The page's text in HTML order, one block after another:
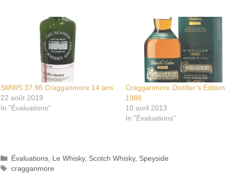
SMWS 37.98 Cragganmore 14 ans
22 août 2019
In "Évaluations"
Cragganmore Distiller’s Edition
1988
10 avril 2013
In "Évaluations"
Catégories
Évaluations Le Whisky, Scotch Whisky, Speyside
Étiquettes
cragganmore